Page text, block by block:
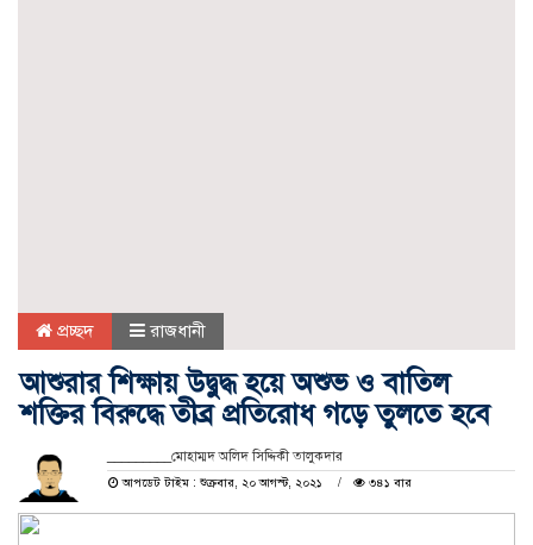
প্রচ্ছদ রাজধানী
আশুরার শিক্ষায় উদ্বুদ্ধ হয়ে অশুভ ও বাতিল
শক্তির বিরুদ্ধে তীব্র প্রতিরোধ গড়ে তুলতে হবে
_________মোহাম্মদ অলিদ সিদ্দিকী তালুকদার
আপডেট টাইম : শুক্রবার, ২০ আগস্ট, ২০২১
৩৪১ বার